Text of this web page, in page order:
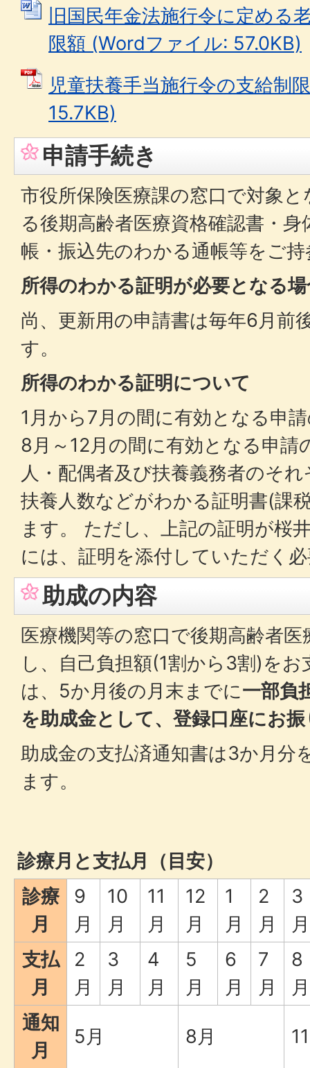
旧国民年金法施行令に定める
限額 (Wordファイル: 57.0KB)
児童扶養手当施行令の支給制
15.7KB)
申請手続き
市役所保険医療課の窓口で対象
る後期高齢者医療資格確認書・
帳・振込先のわかる通帳等をご
所得のわかる証明が必要となる
尚、更新用の申請書は毎年6月前
す。
所得のわかる証明について
1月から7月の間に有効となる申
8月～12月の間に有効となる申請
人・配偶者及び扶養義務者のそ
扶養人数などがわかる証明書(課
ます。 ただし、上記の証明が桜
には、証明を添付していただく
助成の内容
医療機関等の窓口で後期高齢者
し、自己負担額(1割から3割)を
は、5か月後の月末までに一部負
を助成金として、登録口座にお
助成金の支払済通知書は3か月分
ます。
診療月と支払月（目安）
診療
月
9
月
10
月
11
月
12
月
1
月
2
月
3
月
支払
月
2
月
3
月
4
月
5
月
6
月
7
月
8
月
通知
月
5月 8月